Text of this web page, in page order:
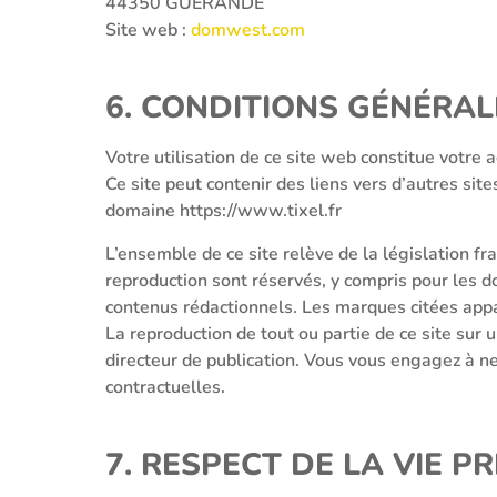
Site web : domwest.com
6. CONDITIONS
Votre utilisation de ce site web constitue votre
Ce site peut contenir des liens vers d’autres
domaine https://www.tixel.fr
L’ensemble de ce site relève de la législation
reproduction sont réservés, y compris pour les
contenus rédactionnels. Les marques citées
La reproduction de tout ou partie de ce site
directeur de publication. Vous vous engagez à
contractuelles.
7. RESPECT DE LA VIE